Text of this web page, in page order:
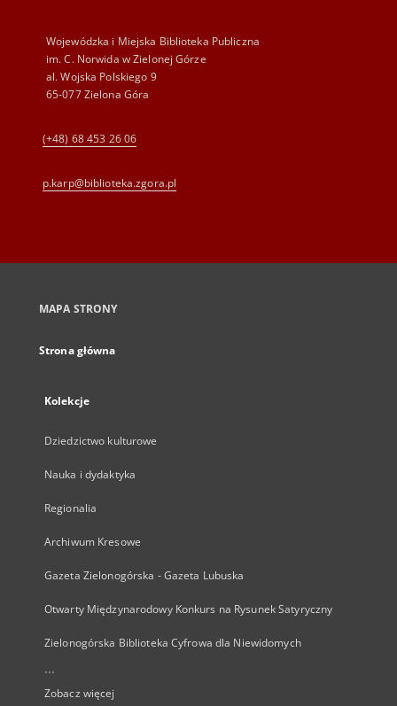
Wojewódzka i Miejska Biblioteka Publiczna
im. C. Norwida w Zielonej Górze
al. Wojska Polskiego 9
65-077 Zielona Góra
(+48) 68 453 26 06
p.karp@biblioteka.zgora.pl
MAPA STRONY
Strona główna
Kolekcje
Dziedzictwo kulturowe
Nauka i dydaktyka
Regionalia
Archiwum Kresowe
Gazeta Zielonogórska - Gazeta Lubuska
Otwarty Międzynarodowy Konkurs na Rysunek Satyryczny
Zielonogórska Biblioteka Cyfrowa dla Niewidomych
...
Zobacz więcej